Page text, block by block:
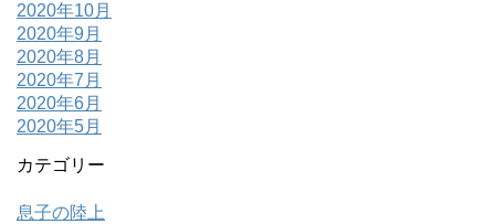
2020年10月
2020年9月
2020年8月
2020年7月
2020年6月
2020年5月
カテゴリー
息子の陸上